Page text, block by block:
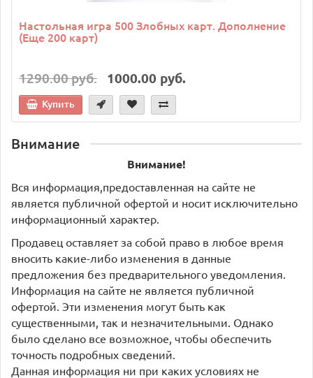
Настольная игра 500 Злобных карт. Дополнение
(Еще 200 карт)
1290.00 руб. 1000.00 руб.
Купить
Внимание
Внимание!
Вся информация,предоставленная на сайте не
является публичной офертой и носит исключительно
информационный характер.
Продавец оставляет за собой право в любое время
вносить какие-либо изменения в данные
предложения без предварительного уведомления.
Информация на сайте не является публичной
офертой. Эти изменения могут быть как
существенными, так и незначительными. Однако
было сделано все возможное, чтобы обеспечить
точность подробных сведений.
Данная информация ни при каких условиях не